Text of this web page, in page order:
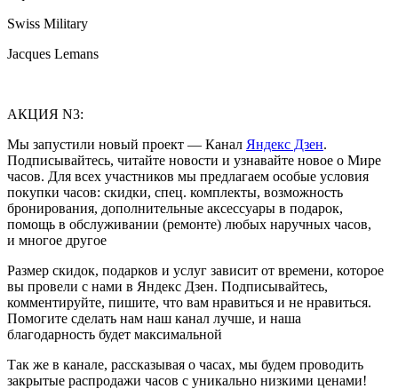
Swiss Military
Jacques Lemans
АКЦИЯ N3:
Мы запустили новый проект — Канал Яндекс Дзен.
Подписывайтесь, читайте новости и узнавайте новое о Мире
часов. Для всех участников мы предлагаем особые условия
покупки часов: скидки, спец. комплекты, возможность
бронирования, дополнительные аксессуары в подарок,
помощь в обслуживании (ремонте) любых наручных часов,
и многое другое
Размер скидок, подарков и услуг зависит от времени, которое
вы провели с нами в Яндекс Дзен. Подписывайтесь,
комментируйте, пишите, что вам нравиться и не нравиться.
Помогите сделать нам наш канал лучше, и наша
благодарность будет максимальной
Так же в канале, рассказывая о часах, мы будем проводить
закрытые распродажи часов с уникально низкими ценами!